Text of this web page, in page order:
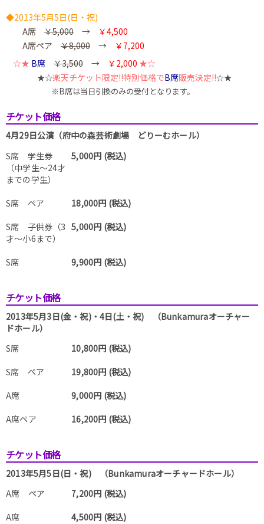
◆2013年5月5日(日・祝)
A席
￥5,000 → ￥4,500
A席ペア
￥8,000 → ￥7,200
☆★ B席 ￥3,500 → ￥2,000 ★☆
★☆楽天チケット限定!!特別価格でB席販売決定!!☆★
※B席は当日引換のみの受付となります。
チケット価格
4月29日公演（府中の森芸術劇場 どりーむホール）
S席 学生券
（中学生～24才
までの学生）
5,000円 (税込)
S席 ペア
18,000円 (税込)
S席 子供券（3
才～小6まで）
5,000円 (税込)
S席 9,900円 (税込)
チケット価格
2013年5月3日(金・祝)・4日(土・祝) （Bunkamuraオーチャー
ドホール）
S席
10,800円 (税込)
S席 ペア
19,800円 (税込)
A席
9,000円 (税込)
A席ペア
16,200円 (税込)
チケット価格
2013年5月5日(日・祝) （Bunkamuraオーチャードホール）
A席 ペア
7,200円 (税込)
A席
4,500円 (税込)